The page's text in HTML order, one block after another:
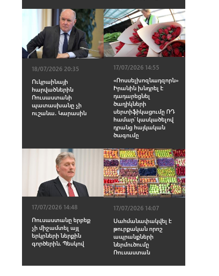
18/07/2026 20:35
Ուկրաինայի
հարվածներին
Ռուսաստանի
պատասխանը չի
ուշանա․ Կարասին
17/07/2026 14:55
«Ռոսսելխոզնադզորն»
Իրանին խնդրել է
դադարեցնել
ծաղիկների
սերտիֆիկացումը ՌԴ
համար՝ կասկածելով
դրանց հայկական
ծագումը
17/07/2026 14:48
Ռուսաստանը երբեք
չի միջամտել այլ
երկրների ներքին
գործերին. Պեսկով
17/07/2026 14:07
Սահմանափակվել է
թուրքական որոշ
ապրանքների
ներմուծումը
Ռուսաստան